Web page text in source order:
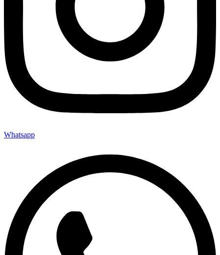
Whatsapp